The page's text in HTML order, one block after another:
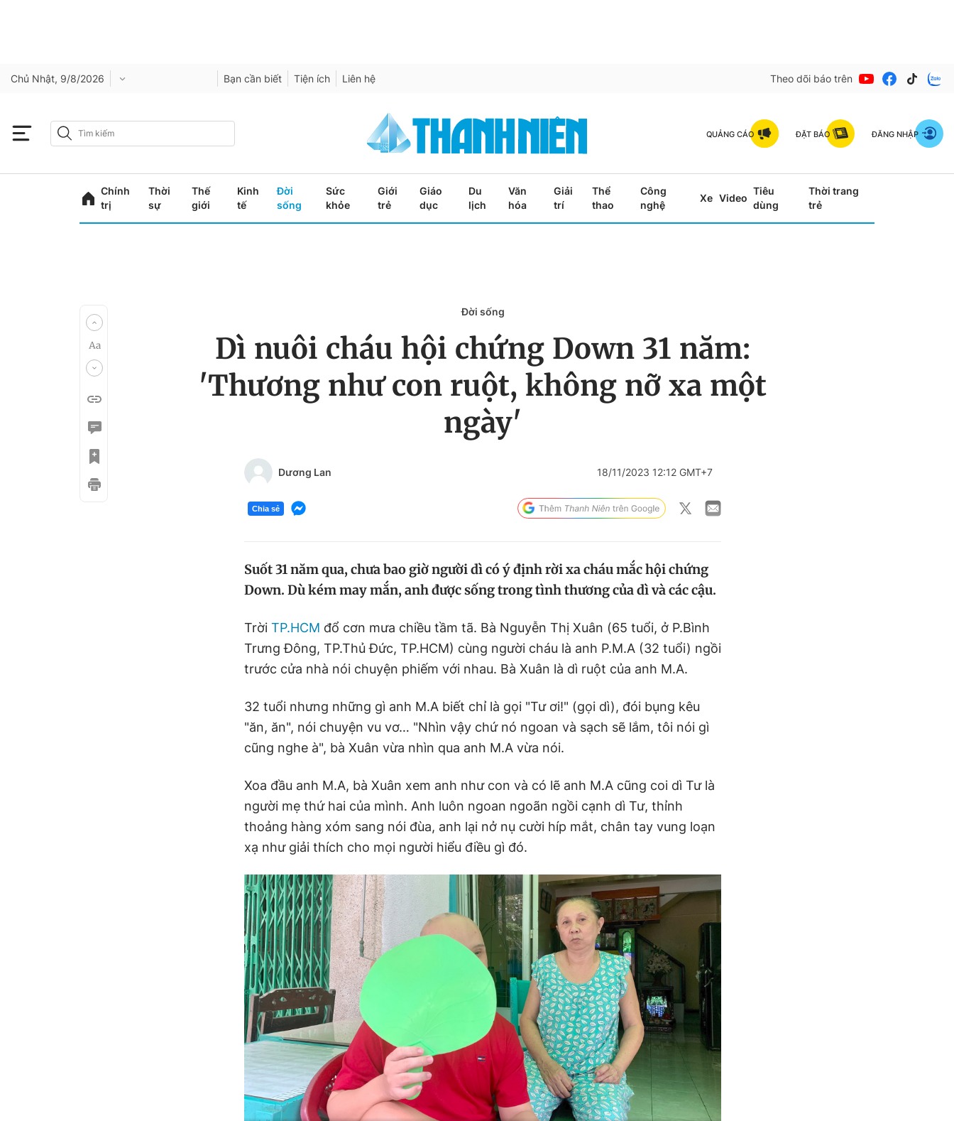
Chủ Nhật, 9/8/2026 Bạn cần biết Tiện ích Liên hệ Theo dõi báo trên
QUẢNG CÁO ĐẶT BÁO ĐĂNG NHẬP
Chính
trị
Thời
sự
Thế
giới
Kinh
tế
Đời
sống
Sức
khỏe
Giới
trẻ
Giáo
dục
Du
lịch
Văn
hóa
Giải
trí
Thể
thao
Công
nghệ
Xe Video
Tiêu
dùng
Thời trang
trẻ
Đời sống
Dì nuôi cháu hội chứng Down 31 năm:
'Thương như con ruột, không nỡ xa một
ngày'
Dương Lan 18/11/2023 12:12 GMT+7
Chia sẻ
Suốt 31 năm qua, chưa bao giờ người dì có ý định rời xa cháu mắc hội chứng
Down. Dù kém may mắn, anh được sống trong tình thương của dì và các cậu.
Trời TP.HCM đổ cơn mưa chiều tầm tã. Bà Nguyễn Thị Xuân (65 tuổi, ở P.Bình
Trưng Đông, TP.Thủ Đức, TP.HCM) cùng người cháu là anh P.M.A (32 tuổi) ngồi
trước cửa nhà nói chuyện phiếm với nhau. Bà Xuân là dì ruột của anh M.A.
32 tuổi nhưng những gì anh M.A biết chỉ là gọi "Tư ơi!" (gọi dì), đói bụng kêu
"ăn, ăn", nói chuyện vu vơ… "Nhìn vậy chứ nó ngoan và sạch sẽ lắm, tôi nói gì
cũng nghe à", bà Xuân vừa nhìn qua anh M.A vừa nói.
Xoa đầu anh M.A, bà Xuân xem anh như con và có lẽ anh M.A cũng coi dì Tư là
người mẹ thứ hai của mình. Anh luôn ngoan ngoãn ngồi cạnh dì Tư, thỉnh
thoảng hàng xóm sang nói đùa, anh lại nở nụ cười híp mắt, chân tay vung loạn
xạ như giải thích cho mọi người hiểu điều gì đó.